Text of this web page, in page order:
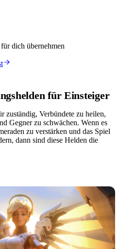
dich übernehmen
für Einsteiger
zuständig, Verbündete zu heilen,
Gegner zu schwächen. Wenn es
zu verstärken und das Spiel
dann sind diese Helden die